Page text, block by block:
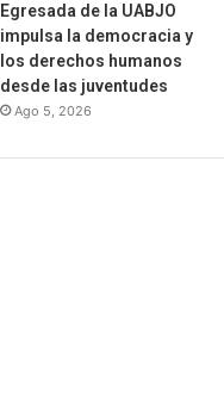
Egresada de la UABJO
impulsa la democracia y
los derechos humanos
desde las juventudes
Ago 5, 2026